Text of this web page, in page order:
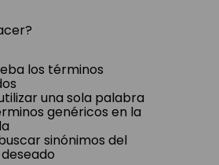
los términos
una sola palabra
genéricos en la
sinónimos del